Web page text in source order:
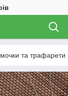
та трафарети